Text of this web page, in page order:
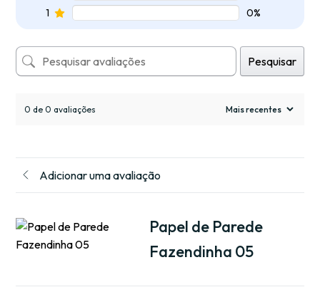
1
0%
Pesquisar
0 de 0 avaliações
Adicionar uma avaliação
Papel de Parede
Fazendinha 05